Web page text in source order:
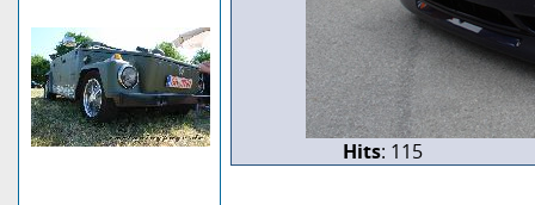
Hits: 115